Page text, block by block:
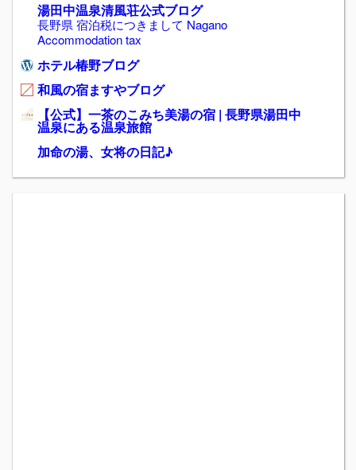
湯田中温泉清風荘公式ブログ
長野県 宿泊税につきまして Nagano
Accommodation tax
ホテル椿野ブログ
和風の宿ますやブログ
【公式】一茶のこみち美湯の宿 | 長野県湯田中
温泉にある温泉旅館
加命の湯、女将の日記♪